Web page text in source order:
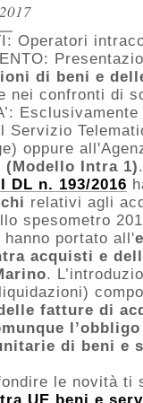
Operatori
di beni e
nei confronti di
Servizio
oppure
(Modello Intra 1).
DL n. 193/2016
relativi agli
spesometro
portato all'
acquisti e
.
fatture di
di beni e
le novità ti